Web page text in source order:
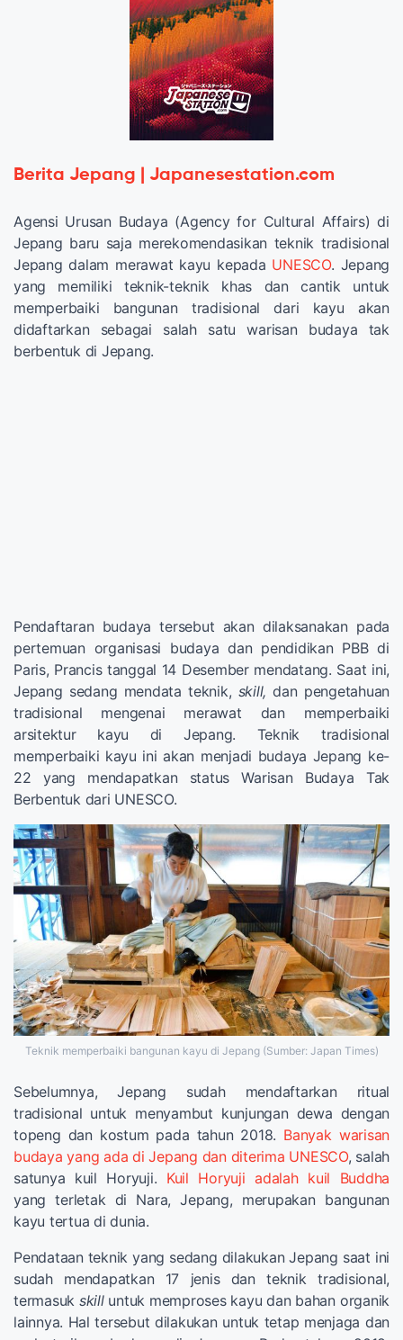
Berita Jepang | Japanesestation.com
Agensi Urusan Budaya (Agency for Cultural Affairs) di
Jepang baru saja merekomendasikan teknik tradisional
Jepang dalam merawat kayu kepada UNESCO. Jepang
yang memiliki teknik-teknik khas dan cantik untuk
memperbaiki bangunan tradisional dari kayu akan
didaftarkan sebagai salah satu warisan budaya tak
berbentuk di Jepang.
Pendaftaran budaya tersebut akan dilaksanakan pada
pertemuan organisasi budaya dan pendidikan PBB di
Paris, Prancis tanggal 14 Desember mendatang. Saat ini,
Jepang sedang mendata teknik, skill, dan pengetahuan
tradisional mengenai merawat dan memperbaiki
arsitektur kayu di Jepang. Teknik tradisional
memperbaiki kayu ini akan menjadi budaya Jepang ke-
22 yang mendapatkan status Warisan Budaya Tak
Berbentuk dari UNESCO.
Teknik memperbaiki bangunan kayu di Jepang (Sumber: Japan Times)
Sebelumnya, Jepang sudah mendaftarkan ritual
tradisional untuk menyambut kunjungan dewa dengan
topeng dan kostum pada tahun 2018. Banyak warisan
budaya yang ada di Jepang dan diterima UNESCO, salah
satunya kuil Horyuji. Kuil Horyuji adalah kuil Buddha
yang terletak di Nara, Jepang, merupakan bangunan
kayu tertua di dunia.
Pendataan teknik yang sedang dilakukan Jepang saat ini
sudah mendapatkan 17 jenis dan teknik tradisional,
termasuk skilluntuk memproses kayu dan bahan organik
lainnya. Hal tersebut dilakukan untuk tetap menjaga dan